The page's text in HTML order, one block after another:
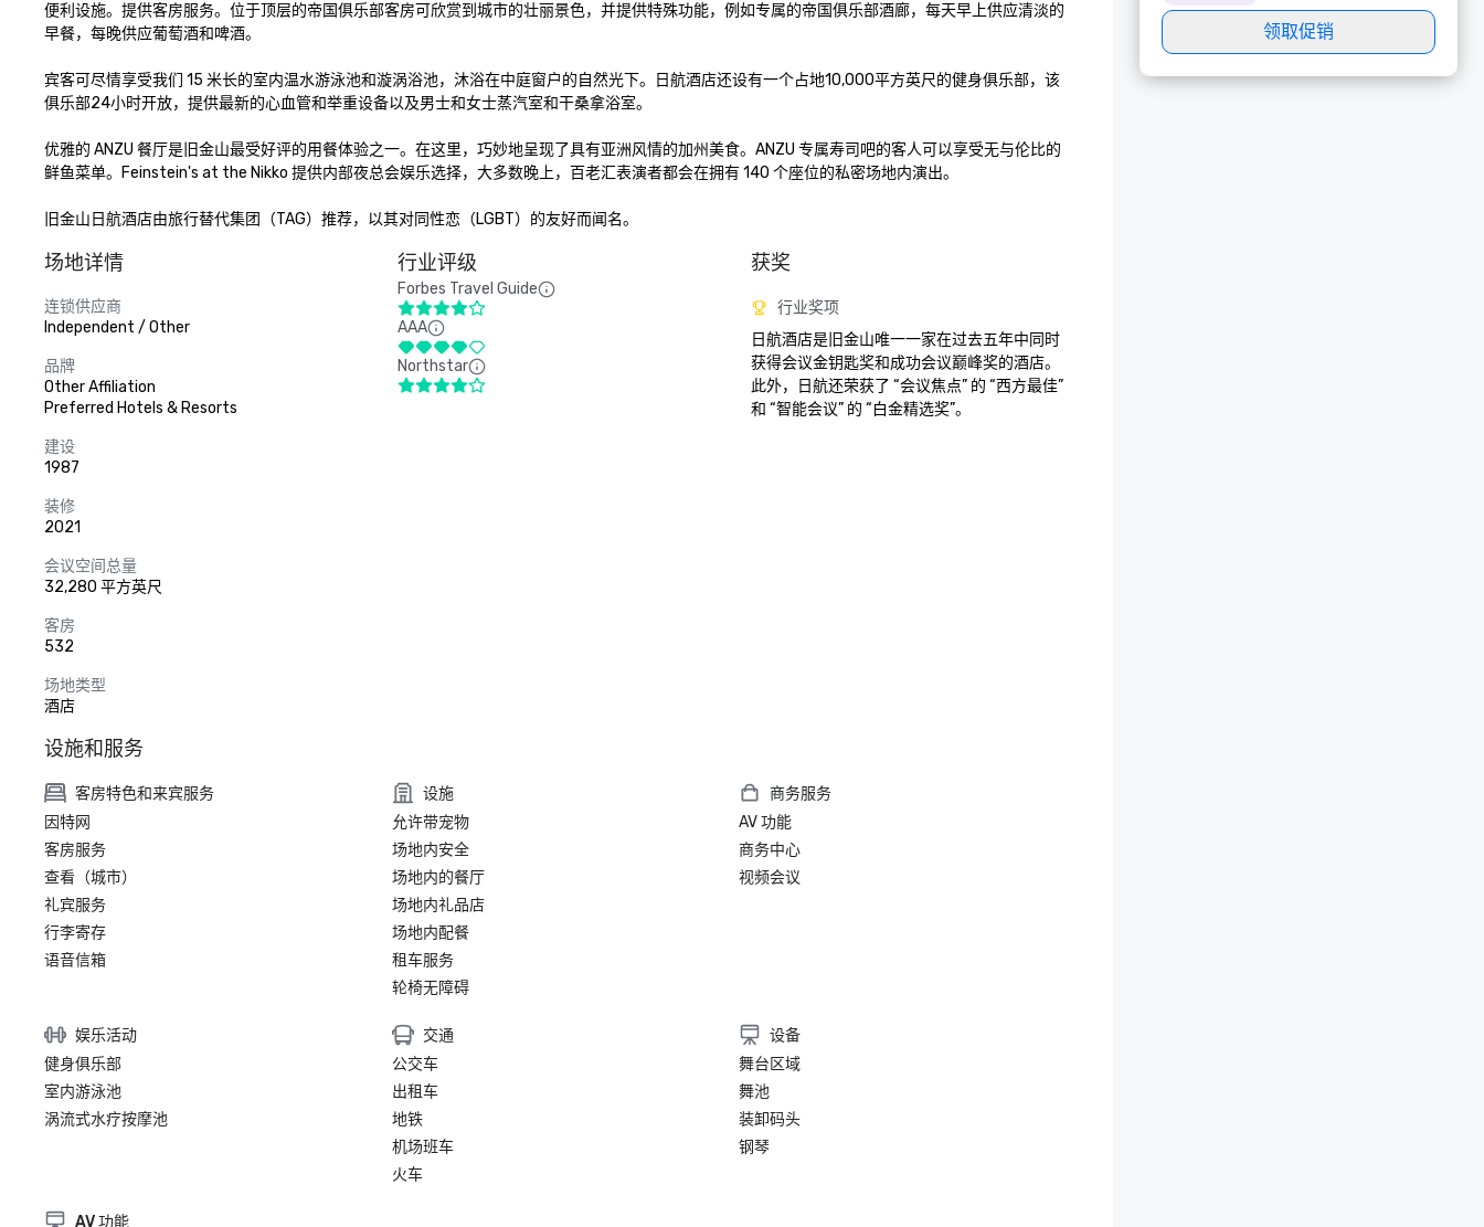
便利设施。提供客房服务。位于顶层的帝国俱乐部客房可欣赏到城市的壮丽景色，并提供特殊功能，例如专属的帝国俱乐部酒廊，每天早上供应清淡的
早餐，每晚供应葡萄酒和啤酒。
宾客可尽情享受我们 15 米长的室内温水游泳池和漩涡浴池，沐浴在中庭窗户的自然光下。日航酒店还设有一个占地10,000平方英尺的健身俱乐部，该
俱乐部24小时开放，提供最新的心血管和举重设备以及男士和女士蒸汽室和干桑拿浴室。
优雅的 ANZU 餐厅是旧金山最受好评的用餐体验之一。在这里，巧妙地呈现了具有亚洲风情的加州美食。ANZU 专属寿司吧的客人可以享受无与伦比的
鲜鱼菜单。Feinstein's at the Nikko 提供内部夜总会娱乐选择，大多数晚上，百老汇表演者都会在拥有 140 个座位的私密场地内演出。
旧金山日航酒店由旅行替代集团（TAG）推荐，以其对同性恋（LGBT）的友好而闻名。
场地详情
连锁供应商
Independent / Other
品牌
Other Affiliation
Preferred Hotels & Resorts
建设
1987
装修
2021
会议空间总量
32,280 平方英尺
客房
532
场地类型
酒店
行业评级
Forbes Travel Guide
AAA
Northstar
获奖
行业奖项
日航酒店是旧金山唯一一家在过去五年中同时
获得会议金钥匙奖和成功会议巅峰奖的酒店。
此外，日航还荣获了 “会议焦点” 的 “西方最佳”
和 “智能会议” 的 “白金精选奖”。
设施和服务
客房特色和来宾服务
因特网
客房服务
查看（城市）
礼宾服务
行李寄存
语音信箱
设施
允许带宠物
场地内安全
场地内的餐厅
场地内礼品店
场地内配餐
租车服务
轮椅无障碍
商务服务
AV 功能
商务中心
视频会议
娱乐活动
健身俱乐部
室内游泳池
涡流式水疗按摩池
交通
公交车
出租车
地铁
机场班车
火车
设备
舞台区域
舞池
装卸码头
钢琴
AV 功能
领取促销